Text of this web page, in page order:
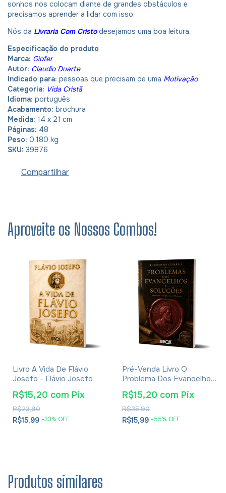
sonhos nos colocam diante de grandes obstáculos e
precisamos aprender a lidar com isso.
Nós da Livraria Com Cristodesejamos uma boa leitura.
Especificação do produto
Marca: Giofer
Autor: Claudio Duarte
Indicado para: pessoas que precisam de uma Motivação
Categoria: Vida Cristã
Idioma: português
Acabamento: brochura
Medida: 14 x 21 cm
Páginas: 48
Peso: 0,180 kg
SKU: 39876
Compartilhar
Aproveite os Nossos Combos!
Livro A Vida De Flávio
Josefo - Flávio Josefo
R$15,99 -33% OFF
R$23,90
R$15,20 com Pix
Pré-Venda Livro O
Problema Dos Evangelhos
E Soluções- Eusébio De
Cesareia
R$15,99 -55% OFF
R$35,90
R$15,20 com Pix
Produtos similares